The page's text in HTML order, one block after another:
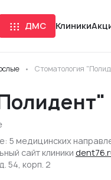
ДМС Клиники
Стоматология
5 медицинских
сайт клиники
54, корп. 2